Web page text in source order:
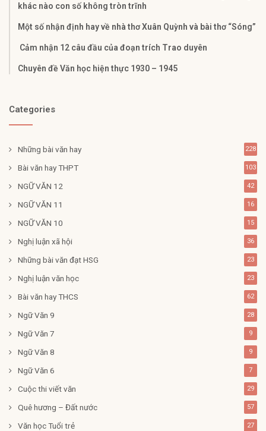
khác nào con số không tròn trĩnh
Một số nhận định hay về nhà thơ Xuân Quỳnh và bài thơ “Sóng”
Cảm nhận 12 câu đầu của đoạn trích Trao duyên
Chuyên đề Văn học hiện thực 1930 – 1945
Categories
Những bài văn hay 228
Bài văn hay THPT 103
NGỮ VĂN 12 42
NGỮ VĂN 11 16
NGỮ VĂN 10 15
Nghị luận xã hội 36
Những bài văn đạt HSG 23
Nghị luận văn học 23
Bài văn hay THCS 62
Ngữ Văn 9 28
Ngữ Văn 7 9
Ngữ Văn 8 9
Ngữ Văn 6 7
Cuộc thi viết văn 29
Quê hương – Đất nước 57
Văn học Tuổi trẻ 27